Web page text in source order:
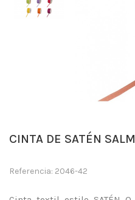
CINTA DE SATÉN
Referencia: 2046-42